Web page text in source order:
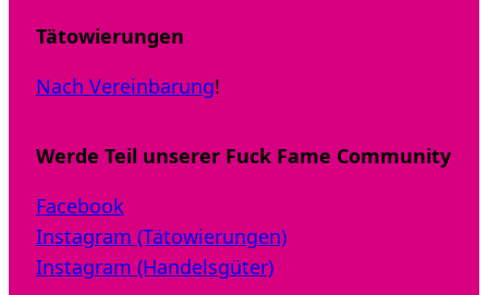
Tätowierungen
Nach Vereinbarung!
Werde Teil unserer Fuck Fame Community
Facebook
Instagram (Tätowierungen)
Instagram (Handelsgüter)